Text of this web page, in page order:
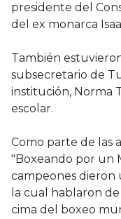
presidente del
del ex monarca
También
subsecretario de
institución, Norma
escolar.
Como parte de las
"Boxeando por un
campeones dieron
la cual hablaron
cima del boxeo